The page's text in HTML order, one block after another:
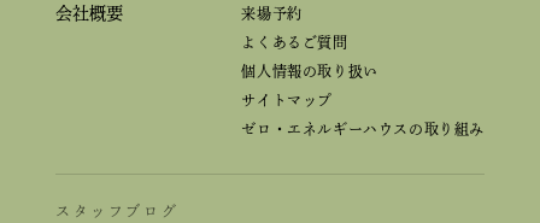
会社概要
来場予約
よくあるご質問
個人情報の取り扱い
サイトマップ
ゼロ・エネルギーハウスの取り組み
スタッフブログ